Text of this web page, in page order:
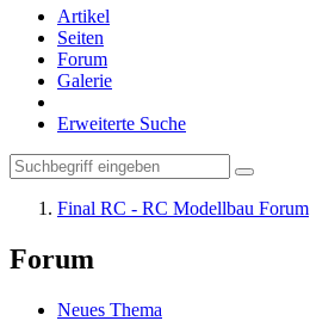
Artikel
Seiten
Forum
Galerie
Erweiterte Suche
Final RC - RC Modellbau Forum
Forum
Neues Thema